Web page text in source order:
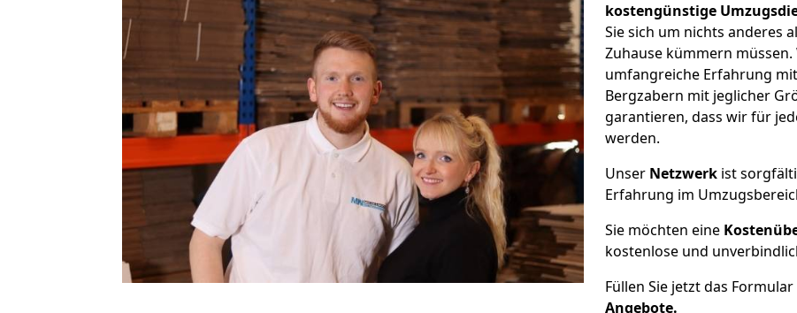
kostengünstige
Sie sich um nichts anderes
Zuhause kümmern
umfangreiche Erfahrung
Bergzabern mit jeglicher
garantieren, dass wir für
werden.
Unser Netzwerk ist
Erfahrung im
Sie möchten eine
kostenlose und
Füllen Sie jetzt das
Angebote.